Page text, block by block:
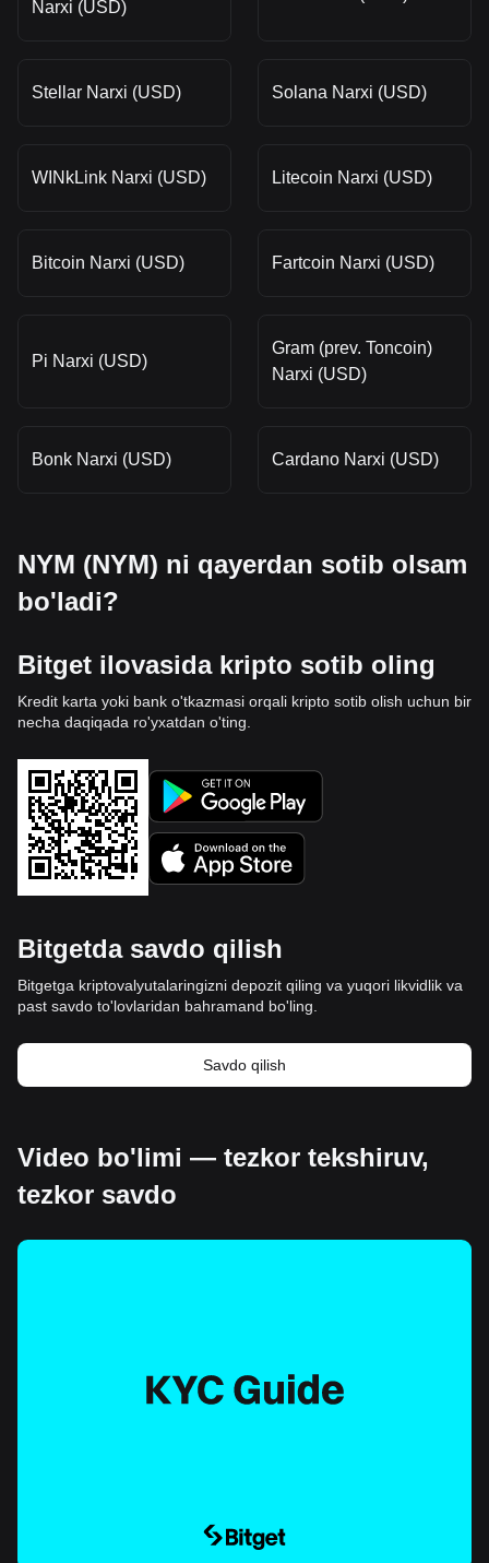
Narxi (USD)
Stellar Narxi (USD) Solana Narxi (USD)
WINkLink Narxi (USD) Litecoin Narxi (USD)
Bitcoin Narxi (USD) Fartcoin Narxi (USD)
Pi Narxi (USD)
Gram (prev. Toncoin)
Narxi (USD)
Bonk Narxi (USD) Cardano Narxi (USD)
NYM (NYM) ni qayerdan sotib olsam
bo'ladi?
Bitget ilovasida kripto sotib oling
Kredit karta yoki bank o'tkazmasi orqali kripto sotib olish uchun bir
necha daqiqada ro'yxatdan o'ting.
Bitgetda savdo qilish
Bitgetga kriptovalyutalaringizni depozit qiling va yuqori likvidlik va
past savdo to'lovlaridan bahramand bo'ling.
Savdo qilish
Video bo'limi — tezkor tekshiruv,
tezkor savdo